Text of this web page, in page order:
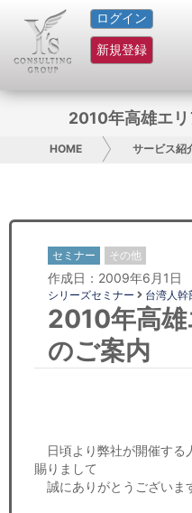
ログイン
新規登録
HOME
サービス紹介
グループ概要
日本人にPR
コンサルティング
リサーチ
経済ニュース
労務顧問
2010年高雄エ
HOME サービス紹
セミナー その他
作成日：2009年6月1日
シリーズセミナー 台湾人幹
2010年高
のご案内
日頃より弊社が開催する
賜りまして
誠にありがとうございま